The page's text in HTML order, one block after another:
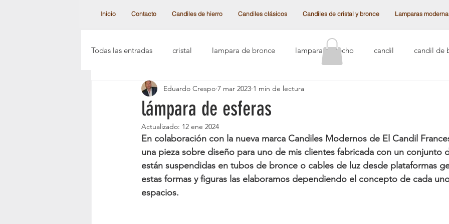
Inicio Contacto Candiles de hierro Candiles clásicos Candiles de cristal y bronce Lamparas
Todas las entradas cristal lampara de bronce lampara de techo candil candil de
lamparas clásicas candiles antiguos cristal checoslovaco
candiles de cristal austr cristal Swarovski
lampara modernas el candil frances Candiles de techo lamparas de hierro
lámpara de esferas
Eduardo Crespo 7 mar 2023 1 min de lectura
Actualizado: 12 ene 2024
En colaboración con la nueva marca Candiles Modernos de El Candil
una pieza sobre diseño para uno de mis clientes fabricada con un conjunto
están suspendidas en tubos de bronce o cables de luz desde plataformas
estas formas y figuras las elaboramos dependiendo el concepto de cada
espacios.